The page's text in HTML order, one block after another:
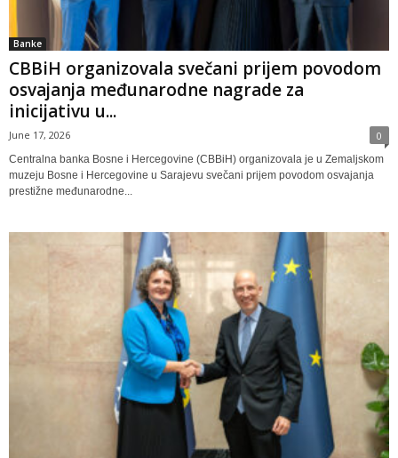
Banke
CBBiH organizovala svečani prijem povodom
osvajanja međunarodne nagrade za
inicijativu u...
June 17, 2026 0
Centralna banka Bosne i Hercegovine (CBBiH) organizovala je u Zemaljskom
muzeju Bosne i Hercegovine u Sarajevu svečani prijem povodom osvajanja
prestižne međunarodne...